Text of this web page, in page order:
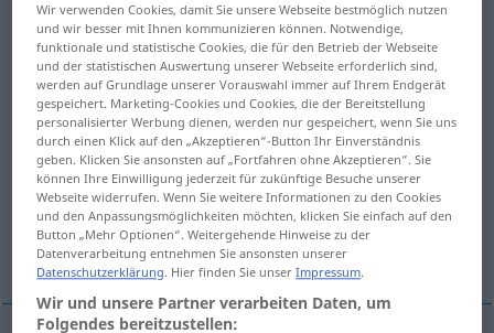
Wegerung, Innenbeplankung
Täfeln Verputzen
Maximum, Höchstmaß, Höchstgrenze
Höchstgrenze Gipfelhöhe
Wolken-, Bewölkungshöhe
Wir verwenden Cookies, damit Sie unsere Webseite bestmöglich nutzen
und wir besser mit Ihnen kommunizieren können. Notwendige,
funktionale und statistische Cookies, die für den Betrieb der Webseite
und der statistischen Auswertung unserer Webseite erforderlich sind,
werden auf Grundlage unserer Vorauswahl immer auf Ihrem Endgerät
gespeichert. Marketing-Cookies und Cookies, die der Bereitstellung
personalisierter Werbung dienen, werden nur gespeichert, wenn Sie uns
durch einen Klick auf den „Akzeptieren“-Button Ihr Einverständnis
geben. Klicken Sie ansonsten auf „Fortfahren ohne Akzeptieren“. Sie
können Ihre Einwilligung jederzeit für zukünftige Besuche unserer
Webseite widerrufen. Wenn Sie weitere Informationen zu den Cookies
und den Anpassungsmöglichkeiten möchten, klicken Sie einfach auf den
Button „Mehr Optionen“. Weitergehende Hinweise zu der
Datenverarbeitung entnehmen Sie ansonsten unserer
Datenschutzerklärung. Hier finden Sie unserImpressum.
Wir und unsere Partner verarbeiten Daten, um
Folgendes bereitzustellen: